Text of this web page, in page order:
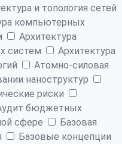
и топология сетей
компьютерных
Архитектура
систем
Архитектура
Атомно-силовая
наноструктур
риски
бюджетных
сфере
Базовая
Базовые концепции